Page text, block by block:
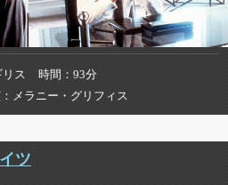
リス 時間
93分
メラニー・グリフィス
ツ